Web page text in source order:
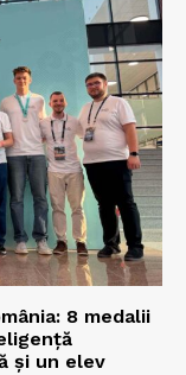
8 medalii
și un elev